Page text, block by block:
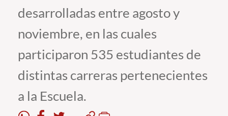
Admisión
Pregrado
Postgrado
Formación Continua
Estudiantes
desarrolladas entre agosto y
noviembre, en las cuales
participaron 535 estudiantes de
distintas carreras pertenecientes
a la Escuela.